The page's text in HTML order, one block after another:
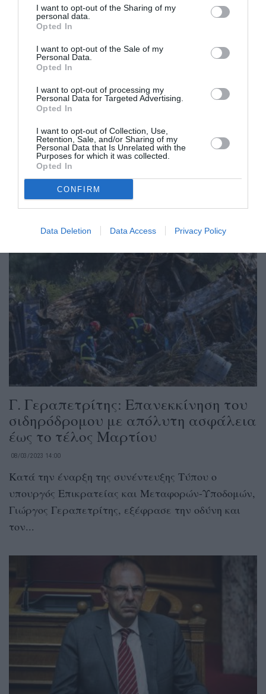
I want to opt-out of the Sharing of my
personal data.
Opted In
I want to opt-out of the Sale of my
Personal Data.
Opted In
I want to opt-out of processing my
Personal Data for Targeted Advertising.
Opted In
I want to opt-out of Collection, Use,
Retention, Sale, and/or Sharing of my
Personal Data that Is Unrelated with the
Purposes for which it was collected.
Opted In
CONFIRM
Data Deletion Data Access Privacy Policy
Από τις 22 Μαρτίου η σταδιακή
επανεκκίνηση του σιδηρόδρομου
14/03/2023 19:04
Στις ράγες μπαίνει και πάλι ο σιδηρόδρομος από
τις 22 Μαρτίου με ενισχυμένες εγγυήσεις
Γ. Γεραπετρίτης: Επανεκκίνηση του
σιδηρόδρομου με απόλυτη ασφάλεια
έως το τέλος Μαρτίου
08/03/2023 14:00
Κατά την έναρξη της συνέντευξης Τύπου ο
υπουργός Επικρατείας και Μεταφορών-Υποδομών,
Γιώργος Γεραπετρίτης, εξέφρασε την οδύνη και
τον...